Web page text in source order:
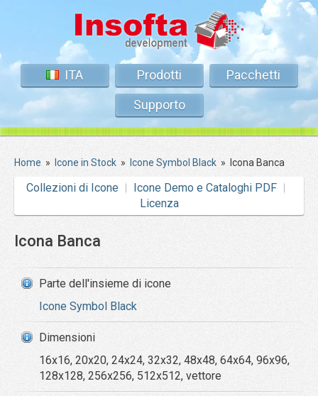
ITA Prodotti
Pacchetti
Supporto
Home » Icone in Stock » Icone Symbol Black » Icona Banca
Collezioni di Icone
Icone Demo e Cataloghi PDF
Licenza
Icona Banca
Parte dell'insieme di icone
Icone Symbol Black
Dimensioni
16x16, 20x20, 24x24, 32x32, 48x48, 64x64, 96x96,
128x128, 256x256, 512x512, vettore